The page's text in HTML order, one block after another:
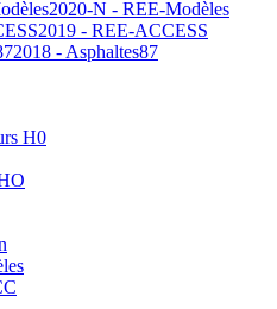
2020-N - REE-Modèles
2019 - REE-ACCESS
2018 - Asphaltes87
H0